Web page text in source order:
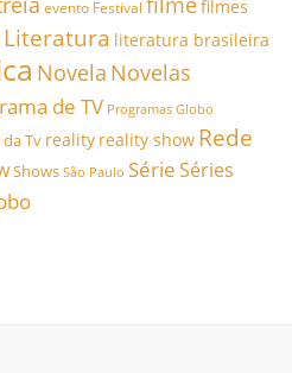
evento Festival filmes
Literatura literatura brasileira
Novela Novelas
de TV Programas Globo
Tv reality reality show Rede
Shows São Paulo SérieSéries